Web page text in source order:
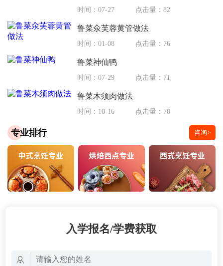
时间：07-27 点击量：82
鲁菜氽芙蓉黄管做法
时间：01-08 点击量：76
鲁菜神仙鸭
时间：07-29 点击量：71
鲁菜木须肉做法
时间：10-16 点击量：70
专业排行 咨询>
入学报名/学费获取